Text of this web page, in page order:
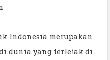
Indonesia merupakan
dunia yang terletak di